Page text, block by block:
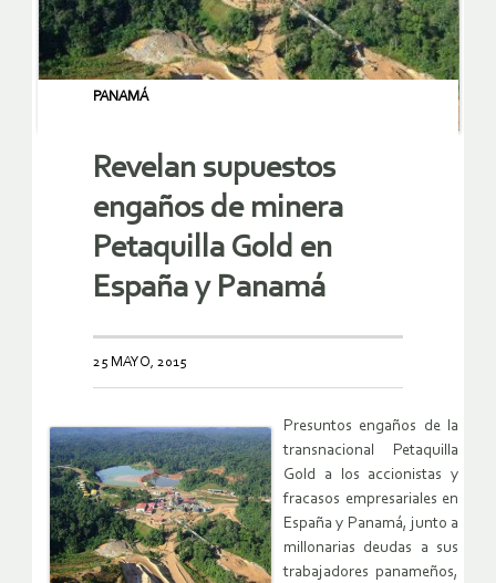
PANAMÁ
Revelan supuestos
engaños de minera
Petaquilla Gold en
España y Panamá
25 MAYO, 2015
Presuntos engaños de la
transnacional Petaquilla
Gold a los accionistas y
fracasos empresariales en
España y Panamá, junto a
millonarias deudas a sus
trabajadores panameños,